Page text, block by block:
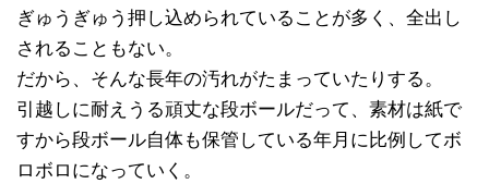
ぎゅうぎゅう押し込められていることが多く、全出し
されることもない。
だから、そんな長年の汚れがたまっていたりする。
引越しに耐えうる頑丈な段ボールだって、素材は紙で
すから段ボール自体も保管している年月に比例してボ
ロボロになっていく。